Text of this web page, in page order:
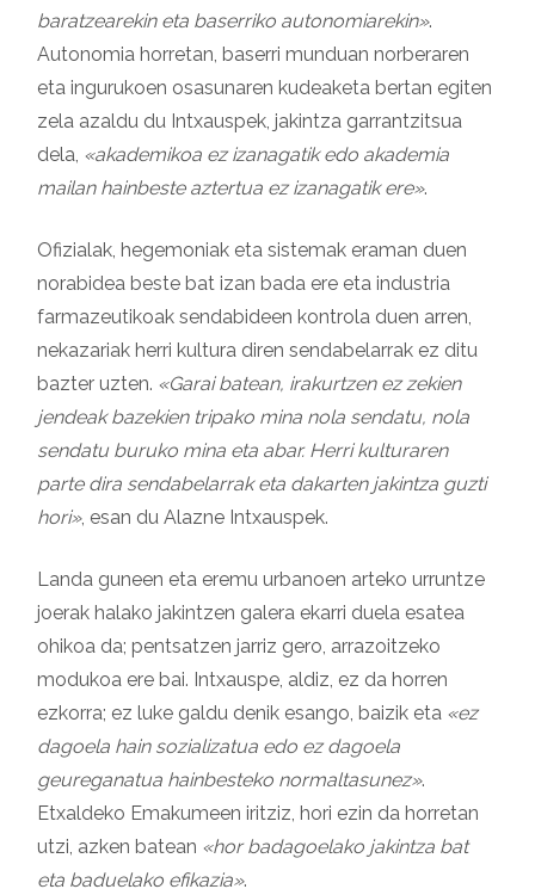
baratzearekin eta baserriko autonomiarekin».
Autonomia horretan, baserri munduan norberaren
eta ingurukoen osasunaren kudeaketa bertan egiten
zela azaldu du Intxauspek, jakintza garrantzitsua
dela, «akademikoa ez izanagatik edo akademia
mailan hainbeste aztertua ez izanagatik ere».
Ofizialak, hegemoniak eta sistemak eraman duen
norabidea beste bat izan bada ere eta industria
farmazeutikoak sendabideen kontrola duen arren,
nekazariak herri kultura diren sendabelarrak ez ditu
bazter uzten. «Garai batean, irakurtzen ez zekien
jendeak bazekien tripako mina nola sendatu, nola
sendatu buruko mina eta abar. Herri kulturaren
parte dira sendabelarrak eta dakarten jakintza guzti
hori», esan du Alazne Intxauspek.
Landa guneen eta eremu urbanoen arteko urruntze
joerak halako jakintzen galera ekarri duela esatea
ohikoa da; pentsatzen jarriz gero, arrazoitzeko
modukoa ere bai. Intxauspe, aldiz, ez da horren
ezkorra; ez luke galdu denik esango, baizik eta «ez
dagoela hain sozializatua edo ez dagoela
geureganatua hainbesteko normaltasunez».
Etxaldeko Emakumeen iritziz, hori ezin da horretan
utzi, azken batean «hor badagoelako jakintza bat
eta baduelako efikazia».